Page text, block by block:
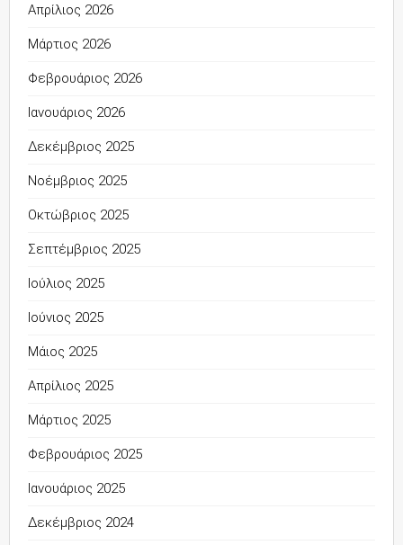
Απρίλιος 2026
Μάρτιος 2026
Φεβρουάριος 2026
Ιανουάριος 2026
Δεκέμβριος 2025
Νοέμβριος 2025
Οκτώβριος 2025
Σεπτέμβριος 2025
Ιούλιος 2025
Ιούνιος 2025
Μάιος 2025
Απρίλιος 2025
Μάρτιος 2025
Φεβρουάριος 2025
Ιανουάριος 2025
Δεκέμβριος 2024